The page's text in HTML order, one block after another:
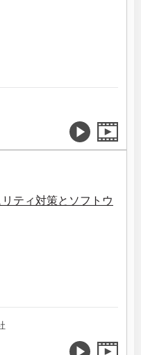
ティ対策とソフトウ